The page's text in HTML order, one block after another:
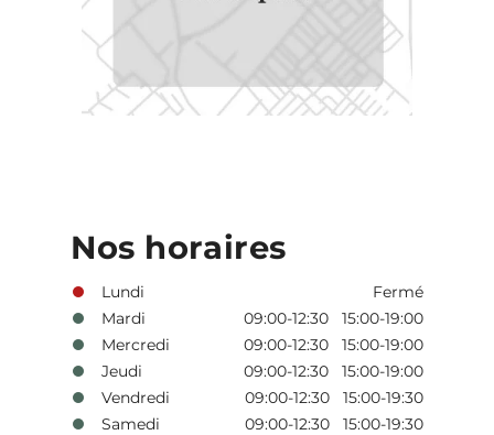
Nos horaires
Lundi
Fermé
Mardi
09:00-12:30 15:00-19:00
Mercredi
09:00-12:30 15:00-19:00
Jeudi
09:00-12:30 15:00-19:00
Vendredi
09:00-12:30 15:00-19:30
Samedi
09:00-12:30 15:00-19:30